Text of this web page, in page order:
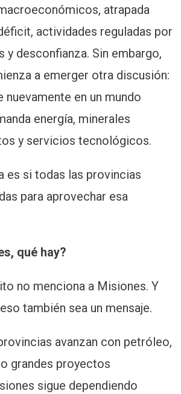
atrapada
actividades reguladas por
y desconfianza. Sin embargo,
a emerger otra discusión:
en un mundo
energía, minerales
y servicios tecnológicos.
es si todas las provincias
para aprovechar esa
qué hay?
no menciona a Misiones. Y
también sea un mensaje.
avanzan con petróleo,
grandes proyectos
sigue dependiendo